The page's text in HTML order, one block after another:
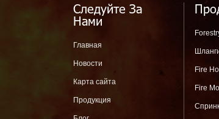
Следуйте За
Нами
Главная
Новости
Карта сайта
Продукция
Fire
Fire